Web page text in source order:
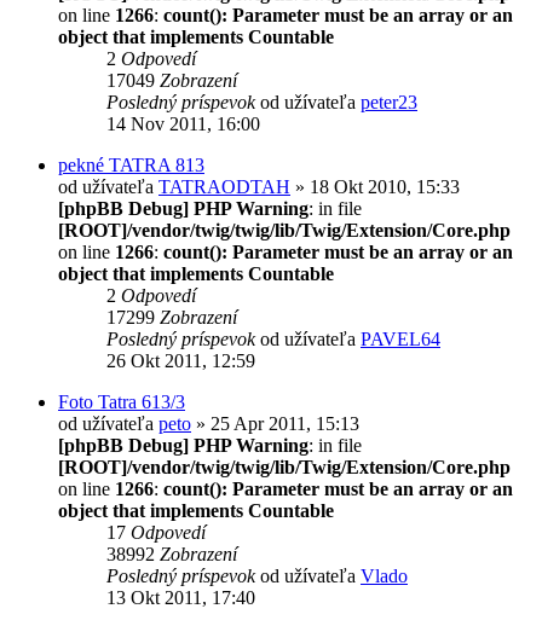
on line 1266: count(): Parameter must be an array or an
object that implements Countable
2 Odpovedí
17049 Zobrazení
Posledný príspevokod užívateľa peter23
14 Nov 2011, 16:00
pekné TATRA 813
od užívateľa TATRAODTAH » 18 Okt 2010, 15:33
[phpBB Debug] PHP Warning: in file
[ROOT]/vendor/twig/twig/lib/Twig/Extension/Core.php
on line 1266: count(): Parameter must be an array or an
object that implements Countable
2 Odpovedí
17299 Zobrazení
Posledný príspevokod užívateľa PAVEL64
26 Okt 2011, 12:59
Foto Tatra 613/3
od užívateľa peto » 25 Apr 2011, 15:13
[phpBB Debug] PHP Warning: in file
[ROOT]/vendor/twig/twig/lib/Twig/Extension/Core.php
on line 1266: count(): Parameter must be an array or an
object that implements Countable
17 Odpovedí
38992 Zobrazení
Posledný príspevokod užívateľa Vlado
13 Okt 2011, 17:40